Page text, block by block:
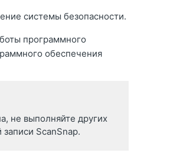
системы безопасности.
программного
обеспечения
не выполняйте других
ScanSnap.